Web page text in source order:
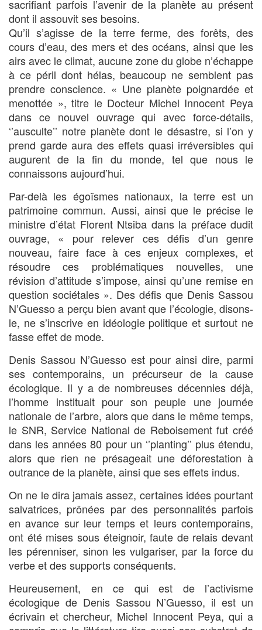
sacrifiant parfois l’avenir de la planète au présent
dont il assouvit ses besoins.
Qu’il s’agisse de la terre ferme, des forêts, des
cours d’eau, des mers et des océans, ainsi que les
airs avec le climat, aucune zone du globe n’échappe
à ce péril dont hélas, beaucoup ne semblent pas
prendre conscience. « Une planète poignardée et
menottée », titre le Docteur Michel Innocent Peya
dans ce nouvel ouvrage qui avec force-détails,
‘’ausculte’’ notre planète dont le désastre, si l’on y
prend garde aura des effets quasi irréversibles qui
augurent de la fin du monde, tel que nous le
connaissons aujourd’hui.
Par-delà les égoïsmes nationaux, la terre est un
patrimoine commun. Aussi, ainsi que le précise le
ministre d’état Florent Ntsiba dans la préface dudit
ouvrage, « pour relever ces défis d’un genre
nouveau, faire face à ces enjeux complexes, et
résoudre ces problématiques nouvelles, une
révision d’attitude s’impose, ainsi qu’une remise en
question sociétales ». Des défis que Denis Sassou
N’Guesso a perçu bien avant que l’écologie, disons-
le, ne s’inscrive en idéologie politique et surtout ne
fasse effet de mode.
Denis Sassou N’Guesso est pour ainsi dire, parmi
ses contemporains, un précurseur de la cause
écologique. Il y a de nombreuses décennies déjà,
l’homme instituait pour son peuple une journée
nationale de l’arbre, alors que dans le même temps,
le SNR, Service National de Reboisement fut créé
dans les années 80 pour un ‘’planting’’ plus étendu,
alors que rien ne présageait une déforestation à
outrance de la planète, ainsi que ses effets indus.
On ne le dira jamais assez, certaines idées pourtant
salvatrices, prônées par des personnalités parfois
en avance sur leur temps et leurs contemporains,
ont été mises sous éteignoir, faute de relais devant
les pérenniser, sinon les vulgariser, par la force du
verbe et des supports conséquents.
Heureusement, en ce qui est de l’activisme
écologique de Denis Sassou N’Guesso, il est un
écrivain et chercheur, Michel Innocent Peya, qui a